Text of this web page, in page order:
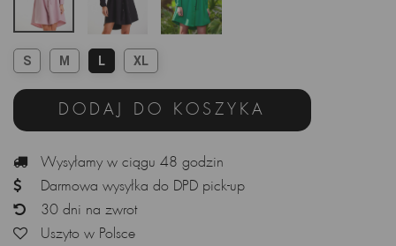
S M L XL
DODAJ DO KOSZYKA
Wysyłamy w ciągu 48 godzin
Darmowa wysyłka do DPD pick-up
30 dni na zwrot
Uszyto w Polsce